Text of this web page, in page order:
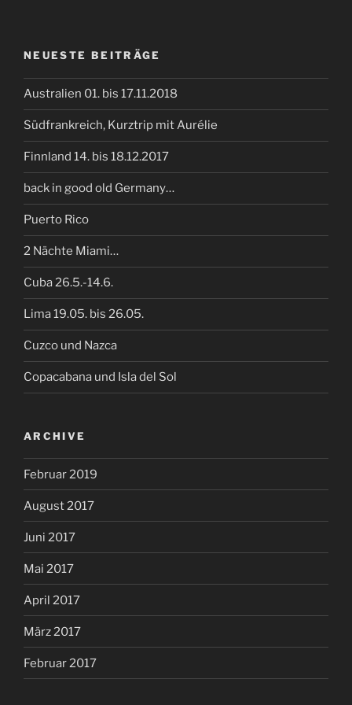
NEUESTE BEITRÄGE
Australien 01. bis 17.11.2018
Südfrankreich, Kurztrip mit Aurélie
Finnland 14. bis 18.12.2017
back in good old Germany…
Puerto Rico
2 Nächte Miami…
Cuba 26.5.-14.6.
Lima 19.05. bis 26.05.
Cuzco und Nazca
Copacabana und Isla del Sol
ARCHIVE
Februar 2019
August 2017
Juni 2017
Mai 2017
April 2017
März 2017
Februar 2017